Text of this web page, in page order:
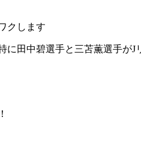
クします
に田中碧選手と三苫薫選手が